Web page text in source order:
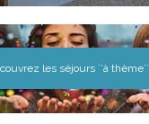
les séjours ``à thème``